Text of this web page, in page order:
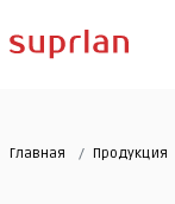
Главная Продукция